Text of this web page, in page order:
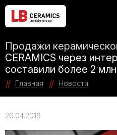
Продажи
CERAMICS через
составили более 2
Главная Новости
26.04.2019